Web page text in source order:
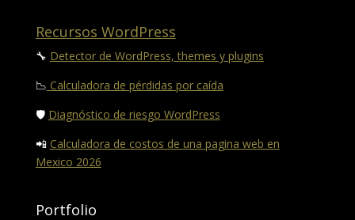
Recursos WordPress
🔧 Detector de WordPress, themes y plugins
📉 Calculadora de pérdidas por caída
🛡️ Diagnóstico de riesgo WordPress
📲 Calculadora de costos de una pagina web en
Mexico 2026
Portfolio